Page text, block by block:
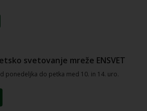
svetovanje mreže ENSVET
ponedeljka do petka med 10. in 14. uro.